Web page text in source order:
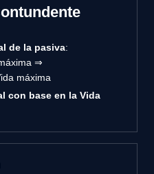
de la pasiva:
⇒
máxima
con base en la Vida